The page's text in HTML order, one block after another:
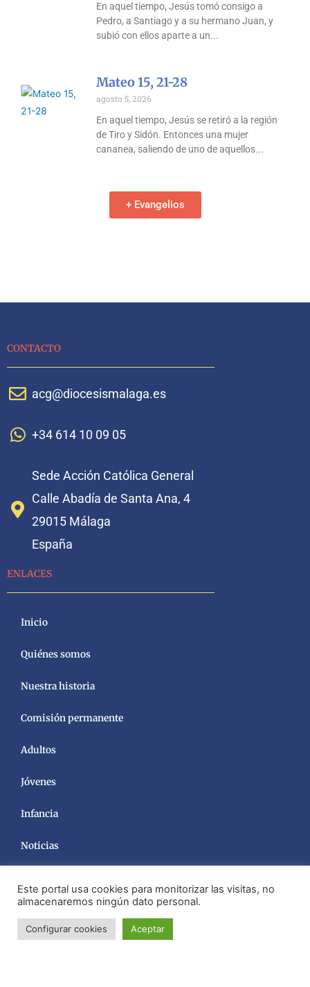
En aquel tiempo, Jesús tomó consigo a
Pedro, a Santiago y a su hermano Juan, y
subió con ellos aparte a un
Mateo 15, 21-28
agosto 5, 2026
En aquel tiempo, Jesús se retiró a la región
de Tiro y Sidón. Entonces una mujer
cananea, saliendo de uno de aquellos
+ Evangelios
CONTACTO
acg@diocesismalaga.es
+34 614 10 09 05
Sede Acción Católica General
Calle Abadía de Santa Ana, 4
29015 Málaga
España
ENLACES
Inicio
Quiénes somos
Nuestra historia
Comisión permanente
Adultos
Jóvenes
Infancia
Noticias
Este portal usa cookies para monitorizar las visitas, no
almacenaremos ningún dato personal.
Configurar cookies Aceptar